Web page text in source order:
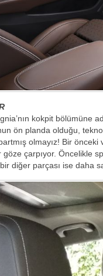
kokpit bölümüne
ön planda olduğu,
olmayız! Bir
göze çarpıyor. Öncelikle
diğer parçası ise daha